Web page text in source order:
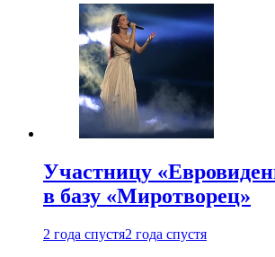
Участницу
в базу «Миротворец»
2 года спустя2 года спустя